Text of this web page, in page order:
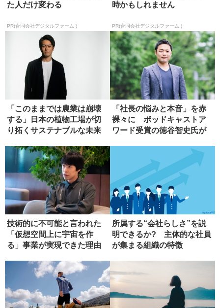
た人だけ変わる
PR(合同会社デジタルファーム )
時かもしれません
PR(合同会社デジタルファーム )
「このままでは農業は崩壊
する」日本の植物工場が切
り拓くサステナブルな未来
「社長の悩みと本音」を赤
裸々に ポッドキャストア
ワード受賞の徳谷智史氏が
技術的に不可能と言われた
「仮想空間上に宇宙を作
る」事業が実現できた理由
所属する“会社らしさ”を説
明できるか? 主体的な社員
が集まる組織の特徴